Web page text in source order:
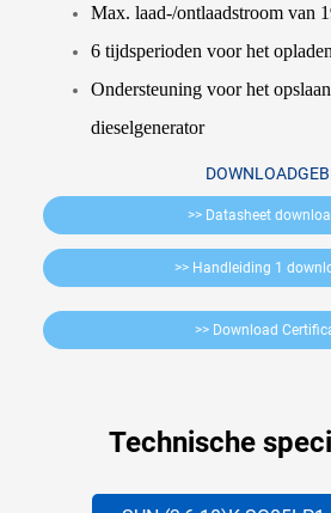
Max. laad-/ontlaadstroom van
6 tijdsperioden voor het
Ondersteuning voor het
dieselgenerator
>> Datasheet
>> Handleiding 1
>> Download
Technische